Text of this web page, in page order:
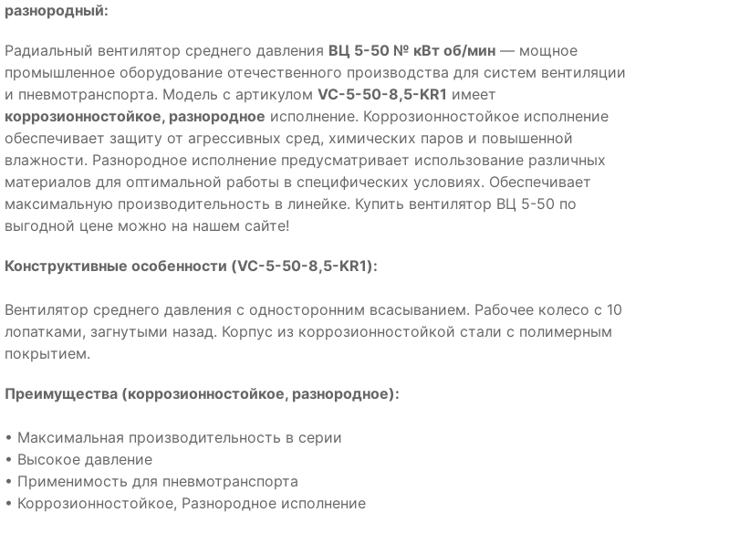
разнородный:
Радиальный вентилятор среднего давления ВЦ 5-50 № кВт об/мин — мощное
промышленное оборудование отечественного производства для систем вентиляции
и пневмотранспорта. Модель с артикулом VC-5-50-8,5-KR1 имеет
коррозионностойкое, разнородное исполнение. Коррозионностойкое исполнение
обеспечивает защиту от агрессивных сред, химических паров и повышенной
влажности. Разнородное исполнение предусматривает использование различных
материалов для оптимальной работы в специфических условиях. Обеспечивает
максимальную производительность в линейке. Купить вентилятор ВЦ 5-50 по
выгодной цене можно на нашем сайте!
Конструктивные особенности (VC-5-50-8,5-KR1):
Вентилятор среднего давления с односторонним всасыванием. Рабочее колесо с 10
лопатками, загнутыми назад. Корпус из коррозионностойкой стали с полимерным
покрытием.
Преимущества (коррозионностойкое, разнородное):
• Максимальная производительность в серии
• Высокое давление
• Применимость для пневмотранспорта
• Коррозионностойкое, Разнородное исполнение